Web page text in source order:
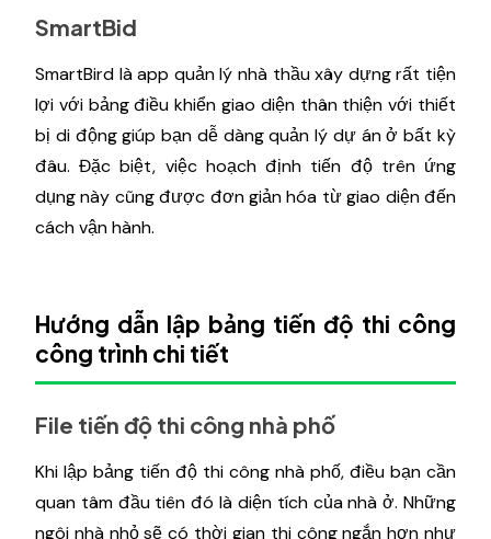
SmartBid
SmartBird là app quản lý nhà thầu xây dựng rất tiện
lợi với bảng điều khiển giao diện thân thiện với thiết
bị di động giúp bạn dễ dàng quản lý dự án ở bất kỳ
đâu. Đặc biệt, việc hoạch định tiến độ trên ứng
dụng này cũng được đơn giản hóa từ giao diện đến
cách vận hành.
Hướng dẫn lập bảng tiến độ thi công
công trình chi tiết
File tiến độ thi công nhà phố
Khi lập bảng tiến độ thi công nhà phố, điều bạn cần
quan tâm đầu tiên đó là diện tích của nhà ở. Những
ngôi nhà nhỏ sẽ có thời gian thi công ngắn hơn như